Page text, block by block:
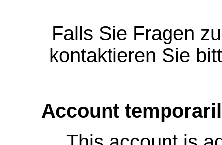
Falls Sie Fragen
kontaktieren Sie
Account